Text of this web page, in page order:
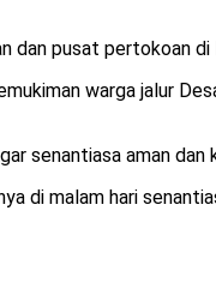
dan pusat pertokoan di
warga jalur
senantiasa aman dan
di malam hari